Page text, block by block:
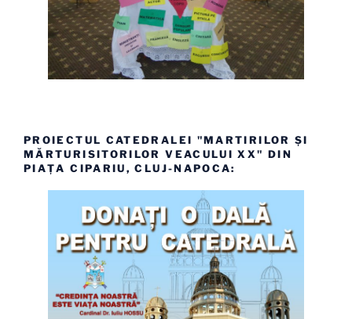
PROIECTUL CATEDRALEI "MARTIRILOR ȘI
MĂRTURISITORILOR VEACULUI XX" DIN
PIAȚA CIPARIU, CLUJ-NAPOCA: